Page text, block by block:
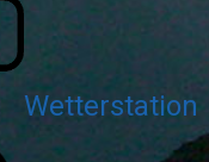
Wetterstation